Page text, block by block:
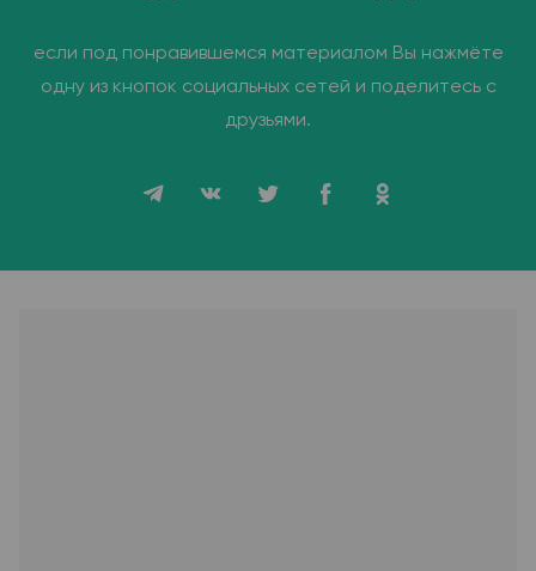
если под понравившемся материалом Вы нажмёте
одну из кнопок социальных сетей и поделитесь с
друзьями.